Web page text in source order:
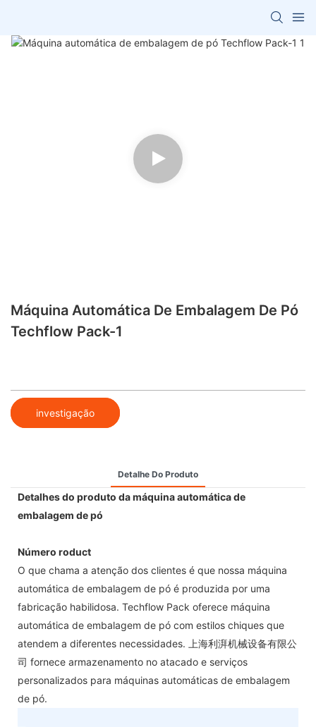
Máquina Automática De Embalagem De Pó
Techflow Pack-1
investigação
Detalhe Do Produto
Detalhes do produto da máquina automática de
embalagem de pó
Número roduct
O que chama a atenção dos clientes é que nossa máquina
automática de embalagem de pó é produzida por uma
fabricação habilidosa. Techflow Pack oferece máquina
automática de embalagem de pó com estilos chiques que
atendem a diferentes necessidades. 上海利湃机械设备有限公
司 fornece armazenamento no atacado e serviços
personalizados para máquinas automáticas de embalagem
de pó.